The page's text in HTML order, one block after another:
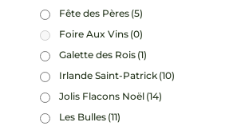
Fête des Pères (5)
Foire Aux Vins (0)
Galette des Rois (1)
Irlande Saint-Patrick (10)
Jolis Flacons Noël (14)
Les Bulles (11)